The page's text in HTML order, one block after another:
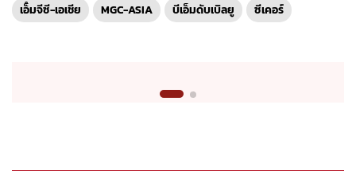
เอ็ํมจีซี-เอเชีย MGC-ASIA บีเอ็มดับเบิลยู ซีเคอร์